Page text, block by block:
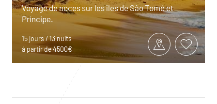
Voyage de noces sur les îles de São Tomé et
Príncipe.
15 jours / 13 nuits
à partir de 4500€